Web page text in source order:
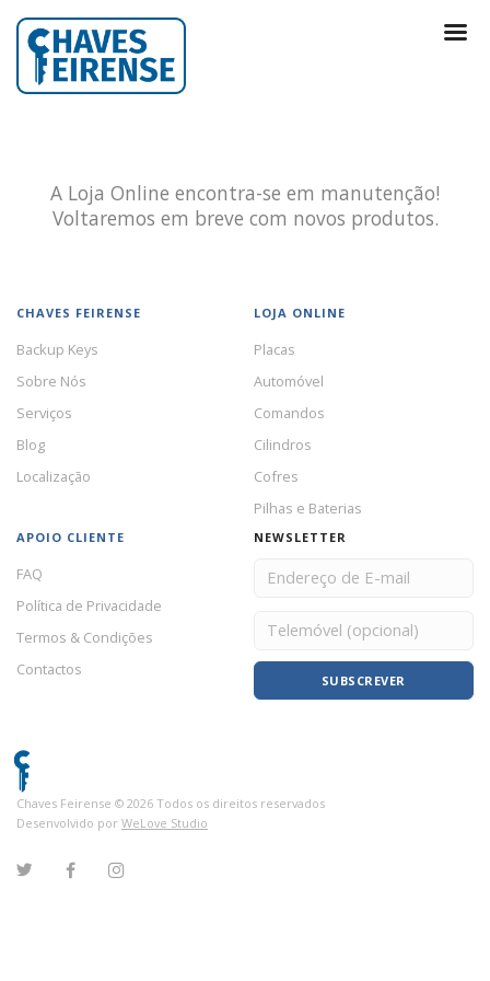
A Loja Online encontra-se em manutenção!
Voltaremos em breve com novos produtos.
CHAVES FEIRENSE
Backup Keys
Sobre Nós
Serviços
Blog
Localização
LOJA ONLINE
Placas
Automóvel
Comandos
Cilindros
Cofres
Pilhas e Baterias
APOIO CLIENTE
FAQ
Política de Privacidade
Termos & Condições
Contactos
NEWSLETTER
SUBSCREVER
Chaves Feirense © 2026 Todos os direitos reservados
Desenvolvido por WeLove Studio